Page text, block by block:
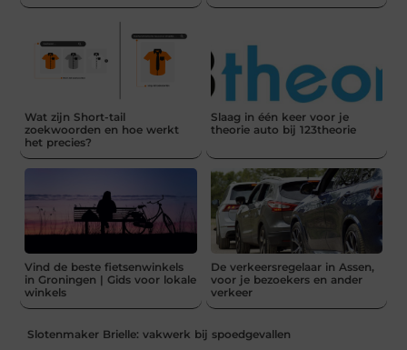
Wat zijn Short-tail
zoekwoorden en hoe werkt
het precies?
Slaag in één keer voor je
theorie auto bij 123theorie
Vind de beste fietsenwinkels
in Groningen | Gids voor lokale
winkels
De verkeersregelaar in Assen,
voor je bezoekers en ander
verkeer
Slotenmaker Brielle: vakwerk bij spoedgevallen